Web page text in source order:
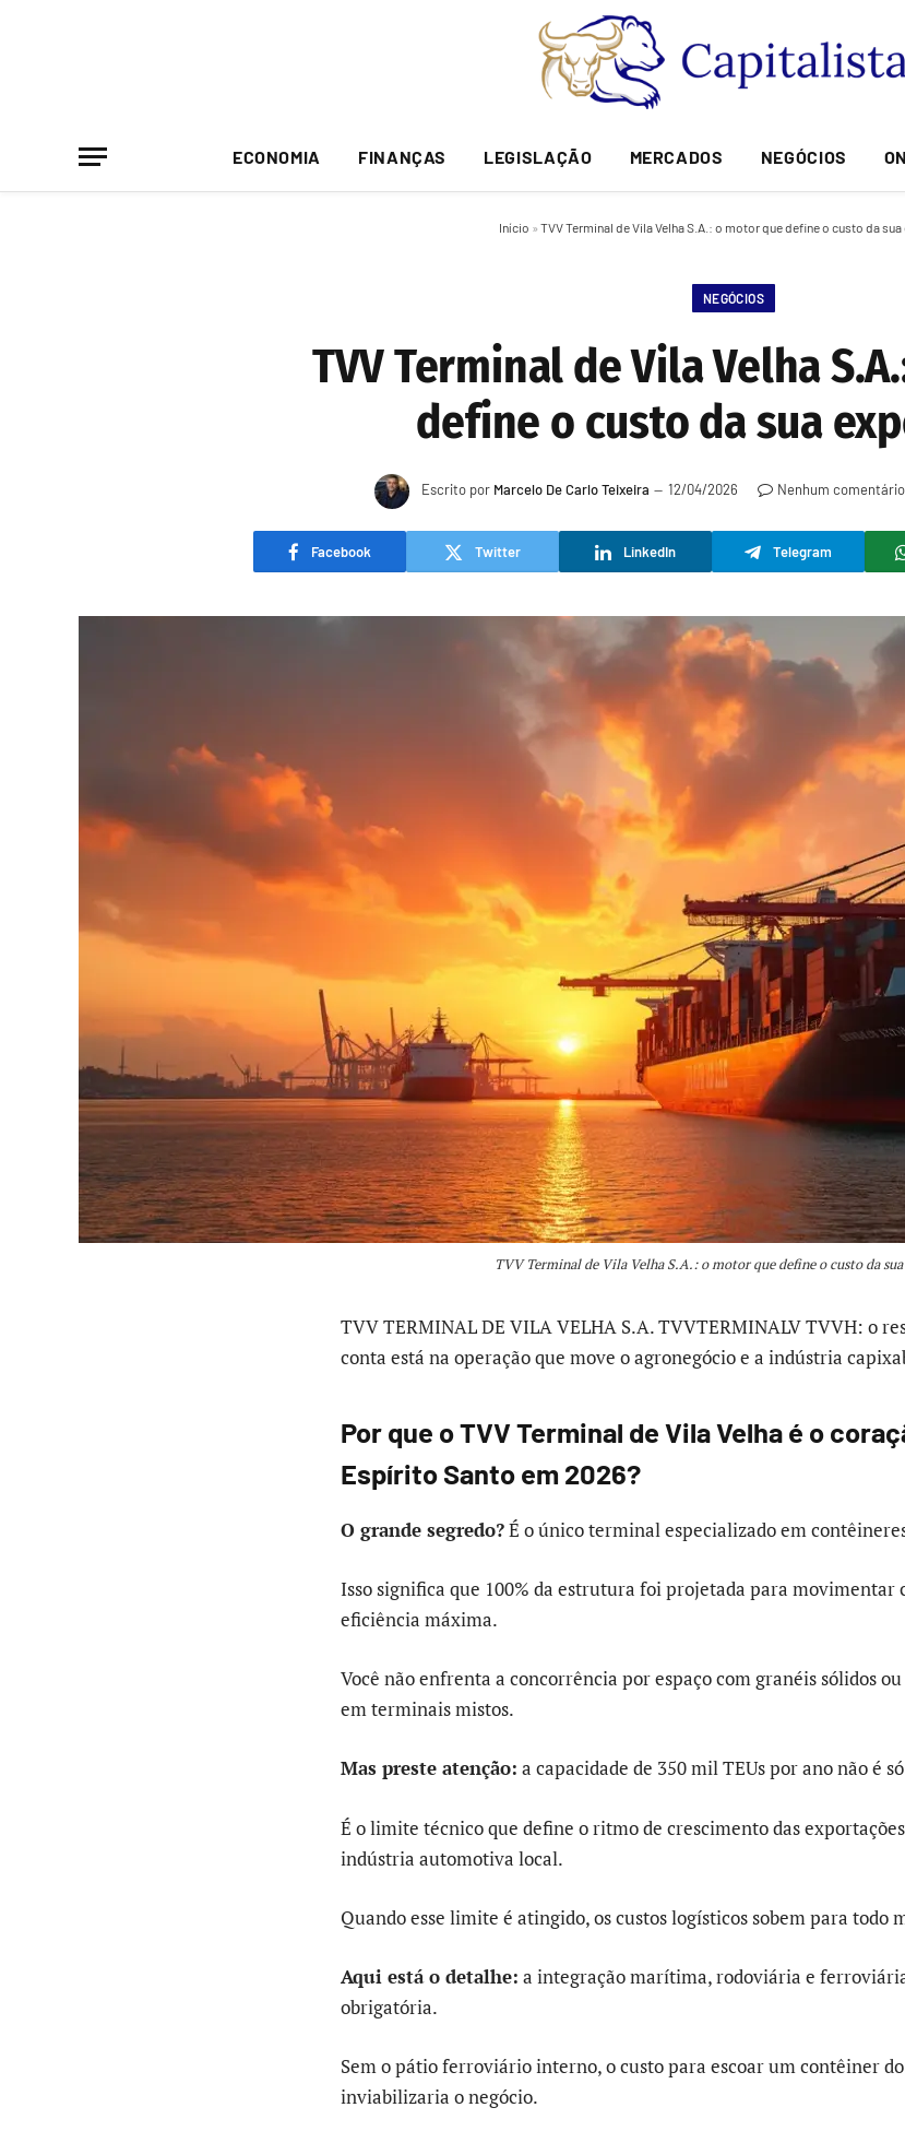
ECONOMIA FINANÇAS LEGISLAÇÃO MERCADOS NEGÓCIOS
Início » TVV Terminal de Vila Velha S.A.: o motor que define o custo da
NEGÓCIOS
TVV Terminal de Vila Velha
define o custo da sua
Escrito por Marcelo De Carlo Teixeira 12/04/2026 Nenhum comentário
Facebook Twitter LinkedIn Telegram
TVV Terminal de Vila Velha S.A.: o motor que define o custo da
TVV TERMINAL DE VILA VELHA S.A. TVVTERMINALV TVVH: o
conta está na operação que move o agronegócio e a indústria
Por que o TVV Terminal de Vila Velha é o
Espírito Santo em 2026?
O grande segredo?É o único terminal especializado em
Isso significa que 100% da estrutura foi projetada para movimentar
eficiência máxima.
Você não enfrenta a concorrência por espaço com granéis sólidos
em terminais mistos.
Mas preste atenção: a capacidade de 350 mil TEUs por ano não é
É o limite técnico que define o ritmo de crescimento das
indústria automotiva local.
Quando esse limite é atingido, os custos logísticos sobem para todo
Aqui está o detalhe: a integração marítima, rodoviária e
obrigatória.
Sem o pátio ferroviário interno, o custo para escoar um contêiner
inviabilizaria o negócio.